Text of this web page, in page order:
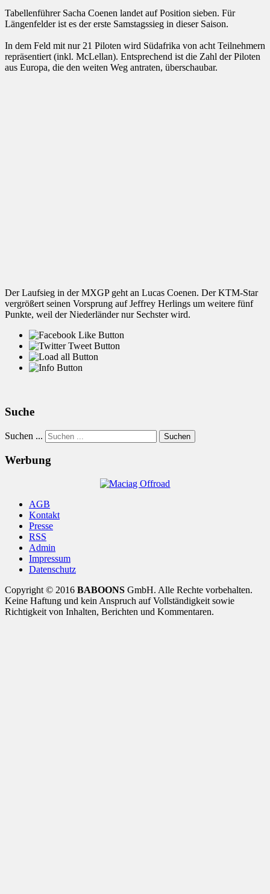
Tabellenführer Sacha Coenen landet auf Position sieben. Für
Längenfelder ist es der erste Samstagssieg in dieser Saison.
In dem Feld mit nur 21 Piloten wird Südafrika von acht Teilnehmern
repräsentiert (inkl. McLellan). Entsprechend ist die Zahl der Piloten
aus Europa, die den weiten Weg antraten, überschaubar.
Der Laufsieg in der MXGP geht an Lucas Coenen. Der KTM-Star
vergrößert seinen Vorsprung auf Jeffrey Herlings um weitere fünf
Punkte, weil der Niederländer nur Sechster wird.
Suche
Suchen ... Suchen
Werbung
AGB
Kontakt
Presse
RSS
Admin
Impressum
Datenschutz
Copyright © 2016 BABOONS GmbH. Alle Rechte vorbehalten.
Keine Haftung und kein Anspruch auf Vollständigkeit sowie
Richtigkeit von Inhalten, Berichten und Kommentaren.